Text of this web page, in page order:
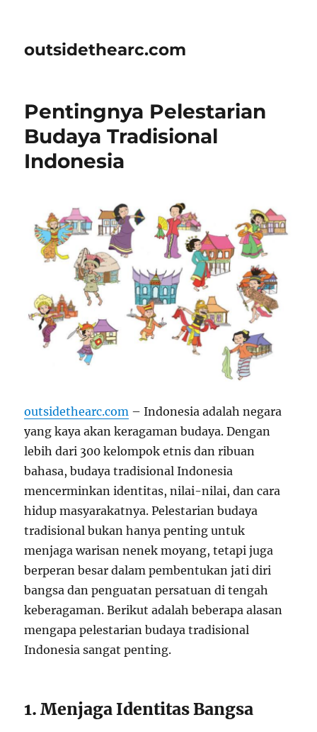
outsidethearc.com
Pentingnya Pelestarian
Budaya Tradisional
Indonesia
outsidethearc.com – Indonesia adalah negara
yang kaya akan keragaman budaya. Dengan
lebih dari 300 kelompok etnis dan ribuan
bahasa, budaya tradisional Indonesia
mencerminkan identitas, nilai-nilai, dan cara
hidup masyarakatnya. Pelestarian budaya
tradisional bukan hanya penting untuk
menjaga warisan nenek moyang, tetapi juga
berperan besar dalam pembentukan jati diri
bangsa dan penguatan persatuan di tengah
keberagaman. Berikut adalah beberapa alasan
mengapa pelestarian budaya tradisional
Indonesia sangat penting.
1. Menjaga Identitas Bangsa